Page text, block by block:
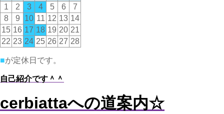
1
2 3 4 5 6
7
8
9 10 11 12 13 14
15 16 17 18 19 20 21
22 23 24 25 26 27 28
■が定休日です。
自己紹介です＾＾
cerbiattaへの道案内☆